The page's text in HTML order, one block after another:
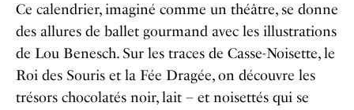
Ce calendrier, imaginé comme un théâtre, se donne
des allures de ballet gourmand avec les illustrations
de Lou Benesch. Sur les traces de Casse-Noisette, le
Roi des Souris et la Fée Dragée, on découvre les
trésors chocolatés noir, lait – et noisettés qui se